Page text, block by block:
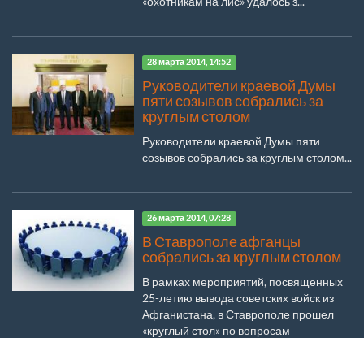
28 марта 2014, 14:52
Руководители краевой Думы
пяти созывов собрались за
круглым столом
Руководители краевой Думы пяти
созывов собрались за круглым столом...
26 марта 2014, 07:28
В Ставрополе афганцы
собрались за круглым столом
В рамках мероприятий, посвященных
25-летию вывода советских войск из
Афганистана, в Ставрополе прошел
«круглый стол» по вопросам